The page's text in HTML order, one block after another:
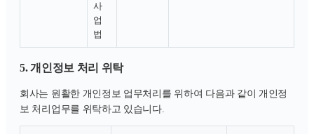
사
업
법
5. 개인정보 처리 위탁
회사는 원활한 개인정보 업무처리를 위하여 다음과 같이 개인정
보 처리업무를 위탁하고 있습니다.